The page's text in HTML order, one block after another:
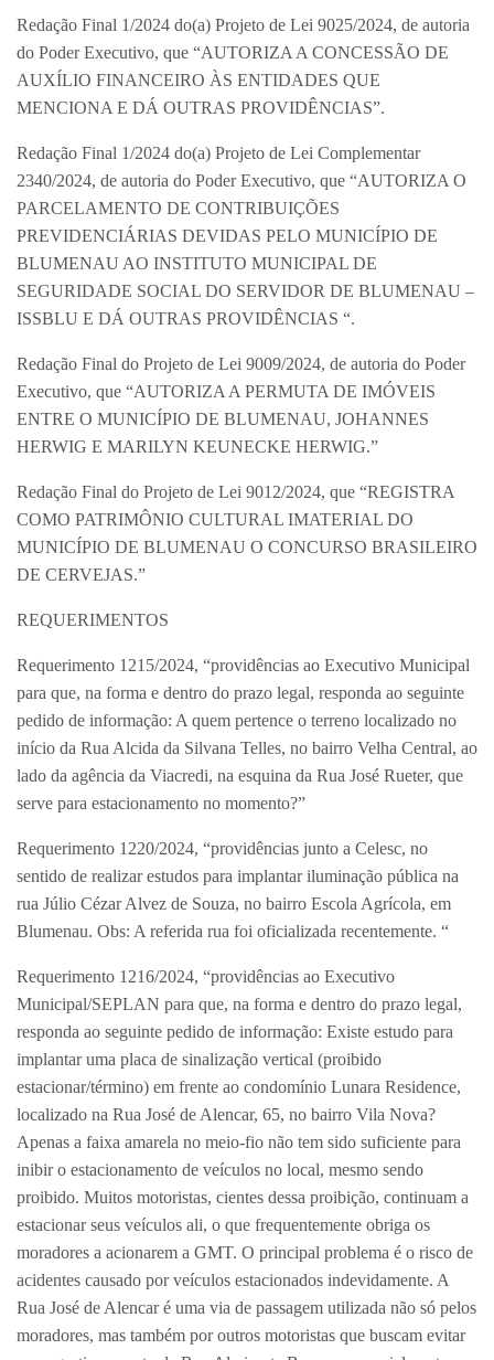
Redação Final 1/2024 do(a) Projeto de Lei 9025/2024, de autoria
do Poder Executivo, que “AUTORIZA A CONCESSÃO DE
AUXÍLIO FINANCEIRO ÀS ENTIDADES QUE
MENCIONA E DÁ OUTRAS PROVIDÊNCIAS”.
Redação Final 1/2024 do(a) Projeto de Lei Complementar
2340/2024, de autoria do Poder Executivo, que “AUTORIZA O
PARCELAMENTO DE CONTRIBUIÇÕES
PREVIDENCIÁRIAS DEVIDAS PELO MUNICÍPIO DE
BLUMENAU AO INSTITUTO MUNICIPAL DE
SEGURIDADE SOCIAL DO SERVIDOR DE BLUMENAU –
ISSBLU E DÁ OUTRAS PROVIDÊNCIAS “.
Redação Final do Projeto de Lei 9009/2024, de autoria do Poder
Executivo, que “AUTORIZA A PERMUTA DE IMÓVEIS
ENTRE O MUNICÍPIO DE BLUMENAU, JOHANNES
HERWIG E MARILYN KEUNECKE HERWIG.”
Redação Final do Projeto de Lei 9012/2024, que “REGISTRA
COMO PATRIMÔNIO CULTURAL IMATERIAL DO
MUNICÍPIO DE BLUMENAU O CONCURSO BRASILEIRO
DE CERVEJAS.”
REQUERIMENTOS
Requerimento 1215/2024, “providências ao Executivo Municipal
para que, na forma e dentro do prazo legal, responda ao seguinte
pedido de informação: A quem pertence o terreno localizado no
início da Rua Alcida da Silvana Telles, no bairro Velha Central, ao
lado da agência da Viacredi, na esquina da Rua José Rueter, que
serve para estacionamento no momento?”
Requerimento 1220/2024, “providências junto a Celesc, no
sentido de realizar estudos para implantar iluminação pública na
rua Júlio Cézar Alvez de Souza, no bairro Escola Agrícola, em
Blumenau. Obs: A referida rua foi oficializada recentemente. “
Requerimento 1216/2024, “providências ao Executivo
Municipal/SEPLAN para que, na forma e dentro do prazo legal,
responda ao seguinte pedido de informação: Existe estudo para
implantar uma placa de sinalização vertical (proibido
estacionar/término) em frente ao condomínio Lunara Residence,
localizado na Rua José de Alencar, 65, no bairro Vila Nova?
Apenas a faixa amarela no meio-fio não tem sido suficiente para
inibir o estacionamento de veículos no local, mesmo sendo
proibido. Muitos motoristas, cientes dessa proibição, continuam a
estacionar seus veículos ali, o que frequentemente obriga os
moradores a acionarem a GMT. O principal problema é o risco de
acidentes causado por veículos estacionados indevidamente. A
Rua José de Alencar é uma via de passagem utilizada não só pelos
moradores, mas também por outros motoristas que buscam evitar